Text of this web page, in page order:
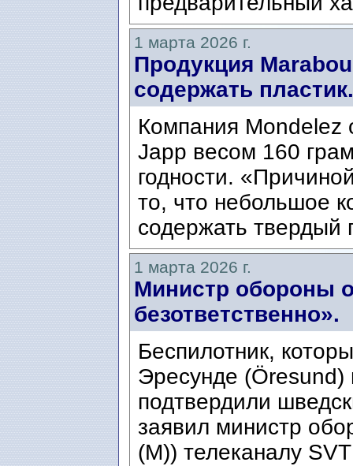
1 марта 2026 г.
Продукция
содержать пластик.
Компания Mondelez
Japp весом 160
годности.
то, что небольшое
содержать твердый
1 марта 2026 г.
Министр обороны
безответственно».
Беспилотник,
Эресунде (Öresund)
подтвердили
заявил министр
(M)) телеканалу